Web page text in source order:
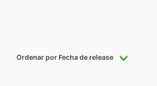
Ordenar por Fecha de release